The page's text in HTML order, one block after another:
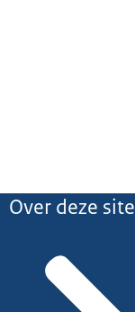
Over deze site